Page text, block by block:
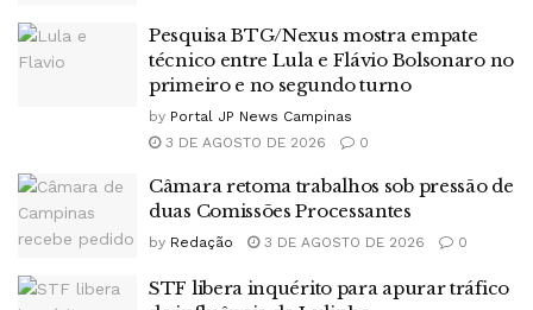
Pesquisa BTG/Nexus mostra empate
técnico entre Lula e Flávio Bolsonaro no
primeiro e no segundo turno
by Portal JP News Campinas
3 DE AGOSTO DE 2026
0
Câmara retoma trabalhos sob pressão de
duas Comissões Processantes
by Redação 3 DE AGOSTO DE 2026 0
STF libera inquérito para apurar tráfico